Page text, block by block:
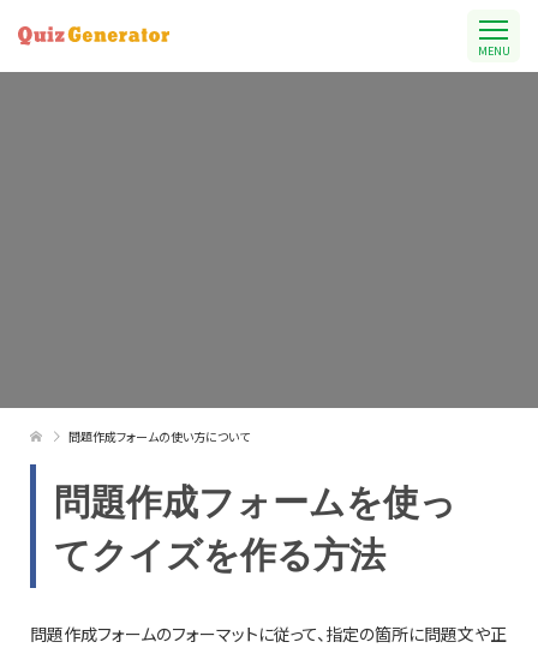
MENU
問題作成フォームの使い方について
問題作成フォームを使っ
てクイズを作る方法
問題作成フォームのフォーマットに従って、指定の箇所に問題文や正